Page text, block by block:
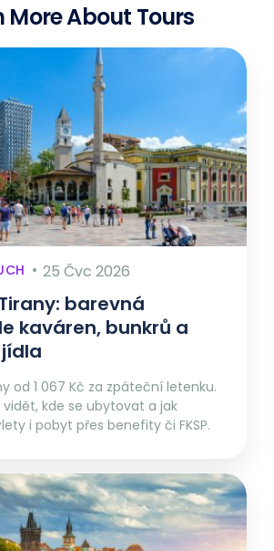
More About Tours
25 Čvc 2026
barevná
kaváren, bunkrů a
od 1 067 Kč za zpáteční letenku.
kde se ubytovat a jak
i pobyt přes benefity či FKSP.